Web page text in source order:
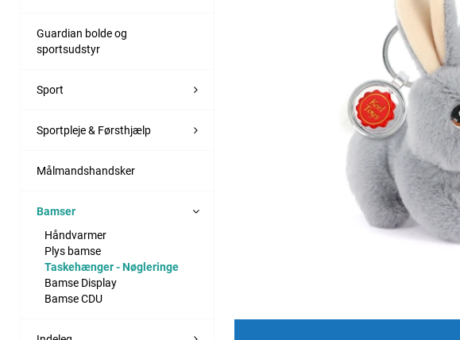
Guardian bolde og
sportsudstyr
Sport
Sportpleje & Førsthjælp
Målmandshandsker
Bamser
Håndvarmer
Plys bamse
Taskehænger - Nøgleringe
Bamse Display
Bamse CDU